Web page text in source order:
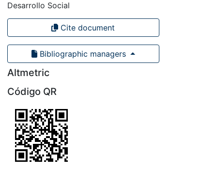
Desarrollo Social
Cite document
Bibliographic managers
Altmetric
Código QR